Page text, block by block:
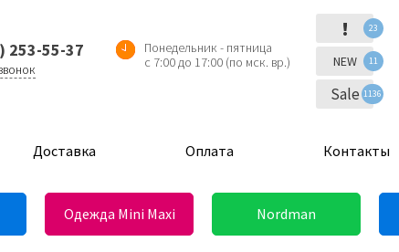
253-55-37
Понедельник - пятница
с 7:00 до 17:00 (по мск. вр.)
! 23
NEW 11
Sale 1136
Доставка Оплата Контакты
Одежда Mini Maxi Nordman